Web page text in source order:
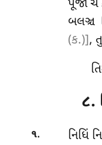
પૂજા ચ
બલઞ્ચ
(ક.)],
૮.
૧. નિધિં